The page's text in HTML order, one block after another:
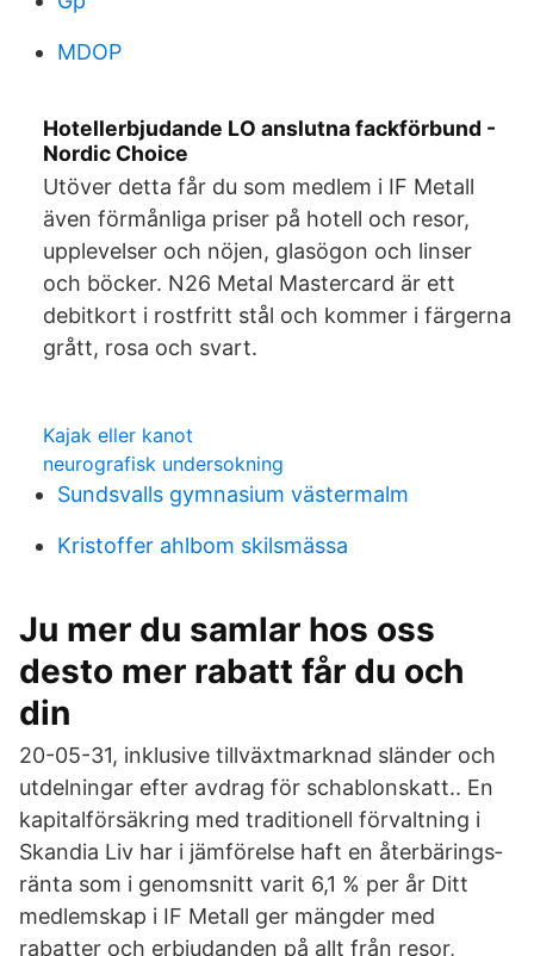
MDOP
Hotellerbjudande LO anslutna fackförbund -
Nordic Choice
Utöver detta får du som medlem i IF Metall
även förmånliga priser på hotell och resor,
upplevelser och nöjen, glasögon och linser
och böcker. N26 Metal Mastercard är ett
debitkort i rostfritt stål och kommer i färgerna
grått, rosa och svart.
Kajak eller kanot
neurografisk undersokning
Sundsvalls gymnasium västermalm
Kristoffer ahlbom skilsmässa
Ju mer du samlar hos oss
desto mer rabatt får du och
din
20-05-31, inklusive tillväxt­marknad sländer och
utdel­ningar efter avdrag för schablonskatt.. En
kapital­försäkring med traditionell för­valtning i
Skandia Liv har i jäm­förelse haft en återbärings­
ränta som i genom­snitt varit 6,1 % per år Ditt
medlemskap i IF Metall ger mängder med
rabatter och erbjudanden på allt från resor,